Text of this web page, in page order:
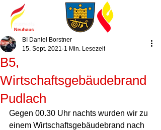
B5,
Wirtschaftsgebäudebrand
Pudlach
BI Daniel Borstner
15. Sept. 2021 1 Min. Lesezeit
Gegen 00.30 Uhr nachts wurden wir zu
einem Wirtschaftsgebäudebrand nach